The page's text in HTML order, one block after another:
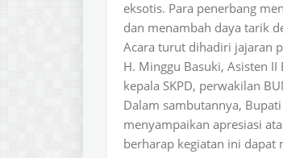
eksotis. Para penerbang
dan menambah daya tarik
Acara turut dihadiri jajaran
H. Minggu Basuki, Asisten
kepala SKPD, perwakilan
Dalam sambutannya,
menyampaikan apresiasi
berharap kegiatan ini dapat